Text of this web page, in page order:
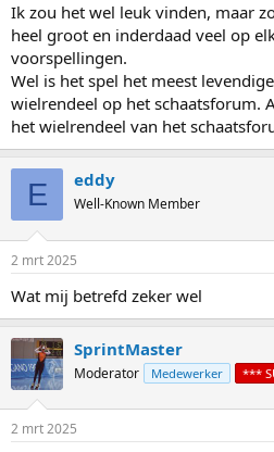
Ik zou het wel leuk vinden, maar
heel groot en inderdaad veel op
voorspellingen.
Wel is het spel het meest
wielrendeel op het schaatsforum.
het wielrendeel van het
E eddy
Well-Known Member
2 mrt 2025
Wat mij betrefd zeker wel
SprintMaster
Moderator Medewerker ***
2 mrt 2025